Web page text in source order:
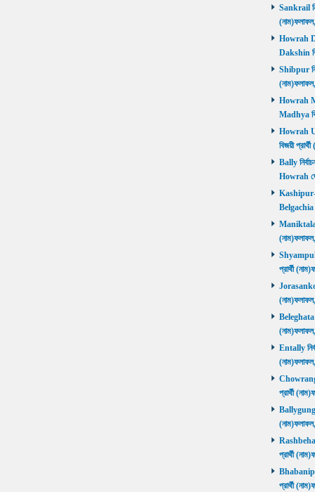
Sankrail
Howrah
Dakshin
Shibpur
Howrah
Madhya
Howrah
বিজয়ী
Bally
Howrah
Kashipur-
Belgachia
Maniktala
প্রার্থী
Jorasanko
Beleghata
Entally
প্রার্থী
Ballygunge
প্রার্থী
প্রার্থী